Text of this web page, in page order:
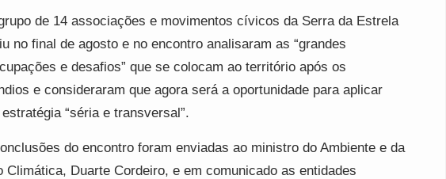
de 14 associações e movimentos cívicos da Serra da Estrela
no final de agosto e no encontro analisaram as “grandes
e desafios” que se colocam ao território após os
e consideraram que agora será a oportunidade para aplicar
“séria e transversal”.
do encontro foram enviadas ao ministro do Ambiente e da
Climática, Duarte Cordeiro, e em comunicado as entidades